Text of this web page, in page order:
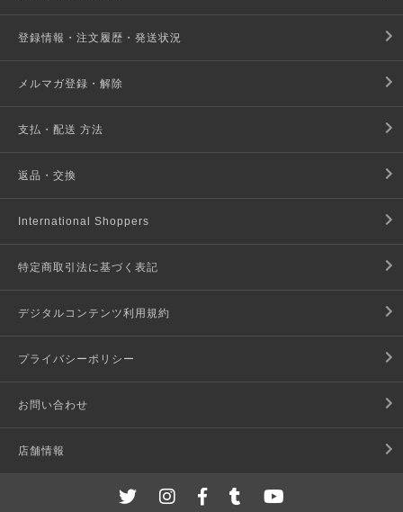
登録情報・注文履歴・発送状況
メルマガ登録・解除
支払・配送 方法
返品・交換
International Shoppers
特定商取引法に基づく表記
デジタルコンテンツ利用規約
プライバシーポリシー
お問い合わせ
店舗情報